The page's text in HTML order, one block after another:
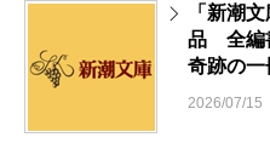
「新潮
品 全編
奇跡の一
2026/07/15